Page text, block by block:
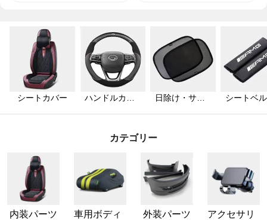
シートカバー
ハンドルカバ
日除け・サン
シートベ
カテゴリー
内装パーツ
車用ボディ
外装パーツ
アクセサリ